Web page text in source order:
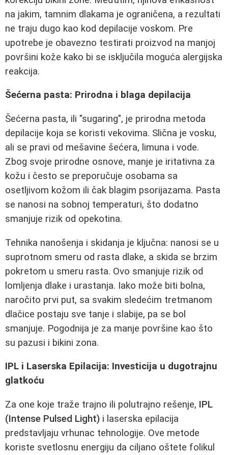
na jakim, tamnim dlakama je ograničena, a rezultati
ne traju dugo kao kod depilacije voskom. Pre
upotrebe je obavezno testirati proizvod na manjoj
površini kože kako bi se isključila moguća alergijska
reakcija.
Šećerna pasta: Prirodna i blaga depilacija
Šećerna pasta, ili "sugaring", je prirodna metoda
depilacije koja se koristi vekovima. Slična je vosku,
ali se pravi od mešavine šećera, limuna i vode.
Zbog svoje prirodne osnove, manje je iritativna za
kožu i često se preporučuje osobama sa
osetljivom kožom ili čak blagim psorijazama. Pasta
se nanosi na sobnoj temperaturi, što dodatno
smanjuje rizik od opekotina.
Tehnika nanošenja i skidanja je ključna: nanosi se u
suprotnom smeru od rasta dlake, a skida se brzim
pokretom u smeru rasta. Ovo smanjuje rizik od
lomljenja dlake i urastanja. Iako može biti bolna,
naročito prvi put, sa svakim sledećim tretmanom
dlačice postaju sve tanje i slabije, pa se bol
smanjuje. Pogodnija je za manje površine kao što
su pazusi i bikini zona.
IPL i Laserska Epilacija: Investicija u dugotrajnu
glatkoću
Za one koje traže trajno ili polutrajno rešenje, IPL
(Intense Pulsed Light) i laserska epilacija
predstavljaju vrhunac tehnologije. Ove metode
koriste svetlosnu energiju da ciljano oštete folikul